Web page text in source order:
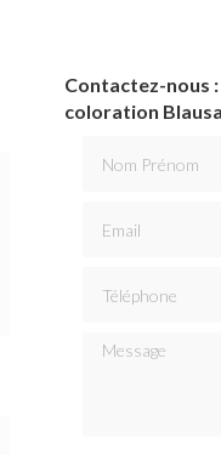
Contactez-nous
coloration
Message